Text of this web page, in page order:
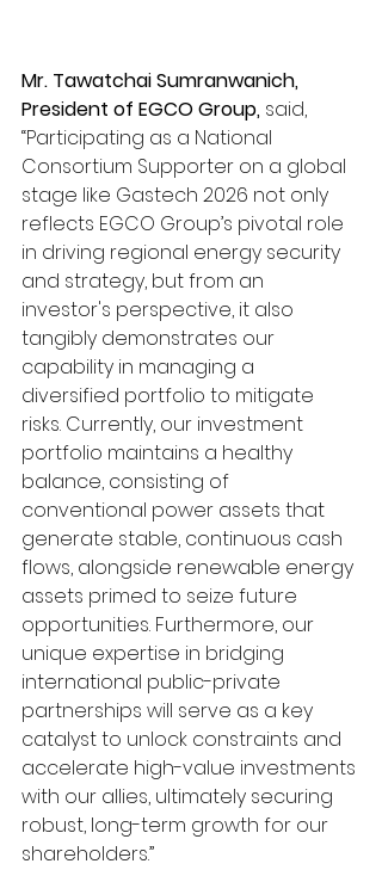
Mr. Tawatchai Sumranwanich,
President of EGCO Group, said,
“Participating as a National
Consortium Supporter on a global
stage like Gastech 2026 not only
reflects EGCO Group’s pivotal role
in driving regional energy security
and strategy, but from an
investor's perspective, it also
tangibly demonstrates our
capability in managing a
diversified portfolio to mitigate
risks. Currently, our investment
portfolio maintains a healthy
balance, consisting of
conventional power assets that
generate stable, continuous cash
flows, alongside renewable energy
assets primed to seize future
opportunities. Furthermore, our
unique expertise in bridging
international public-private
partnerships will serve as a key
catalyst to unlock constraints and
accelerate high-value investments
with our allies, ultimately securing
robust, long-term growth for our
shareholders.”